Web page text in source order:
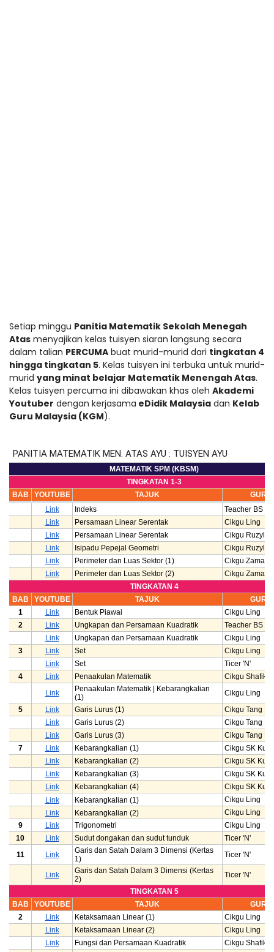
Setiap minggu Panitia Matematik Sekolah Menegah
Atas menyajikan kelas tuisyen siaran langsung secara
dalam talian PERCUMA buat murid-murid dari tingkatan 4
hingga tingkatan 5. Kelas tuisyen ini terbuka untuk murid-
murid yang minat belajar Matematik Menengah Atas.
Kelas tuisyen percuma ini dibawakan khas oleh Akademi
Youtuber dengan kerjasama eDidik Malaysia dan Kelab
Guru Malaysia (KGM).